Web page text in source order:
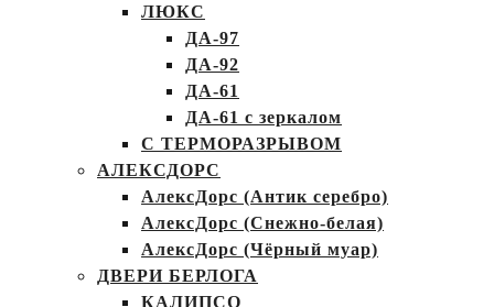
ЛЮКС
ДА-97
ДА-92
ДА-61
ДА-61 с зеркалом
С ТЕРМОРАЗРЫВОМ
АЛЕКСДОРС
АлексДорс (Антик серебро)
АлексДорс (Снежно-белая)
АлексДорс (Чёрный муар)
ДВЕРИ БЕРЛОГА
КАЛИПСО